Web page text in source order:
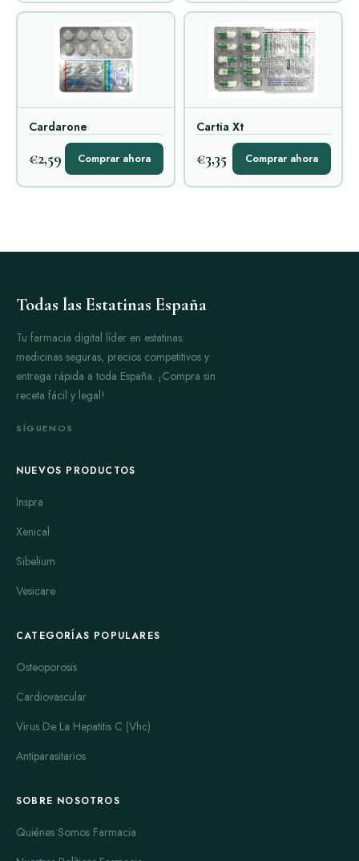
Cardarone
€2,59 Comprar ahora
Cartia Xt
€3,35 Comprar ahora
Todas las Estatinas España
Tu farmacia digital líder en estatinas:
medicinas seguras, precios competitivos y
entrega rápida a toda España. ¡Compra sin
receta fácil y legal!
SÍGUENOS
NUEVOS PRODUCTOS
Inspra
Xenical
Sibelium
Vesicare
CATEGORÍAS POPULARES
Osteoporosis
Cardiovascular
Virus De La Hepatitis C (Vhc)
Antiparasitarios
SOBRE NOSOTROS
Quiénes Somos Farmacia